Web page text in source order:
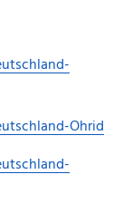
Ohrid